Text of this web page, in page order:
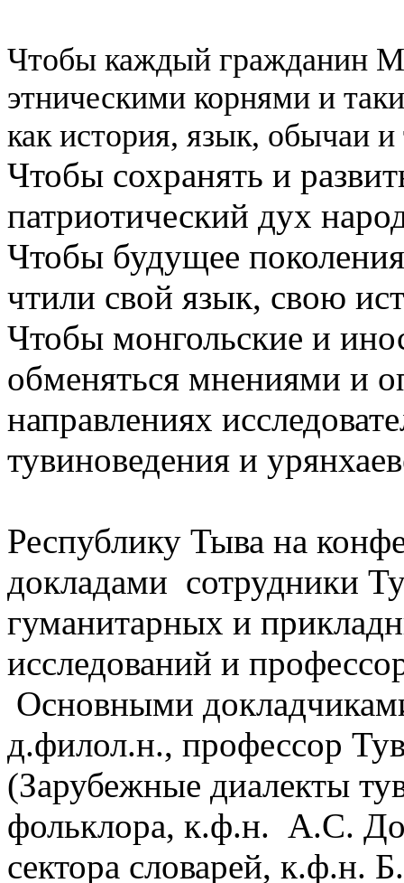
Чтобы каждый гражданин
этническими корнями и
как история, язык, обычаи
Чтобы сохранять и
патриотический дух
Чтобы будущее
чтили свой язык, свою
Чтобы монгольские и
обменяться мнениями и
направлениях
тувиноведения и
Республику Тыва на
докладами сотрудники
гуманитарных и
исследований и
Основными
д.филол.н., профессор
(Зарубежные диалекты
фольклора, к.ф.н. А.С.
сектора словарей, к.ф.н.